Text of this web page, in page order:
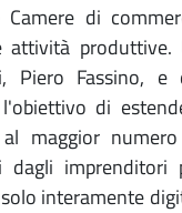
di
attività produttive.
Piero Fassino, e
di
maggior
dagli imprenditori
interamente